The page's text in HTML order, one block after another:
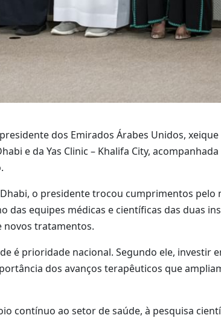
dos Emirados Árabes Unidos,
e da Yas Clinic – Khalifa City,
o presidente trocou cumprimentos pelo
das equipes médicas e científicas das duas
novos tratamentos.
é prioridade nacional. Segundo ele, investir
dos avanços terapêuticos que
contínuo ao setor de saúde, à pesquisa